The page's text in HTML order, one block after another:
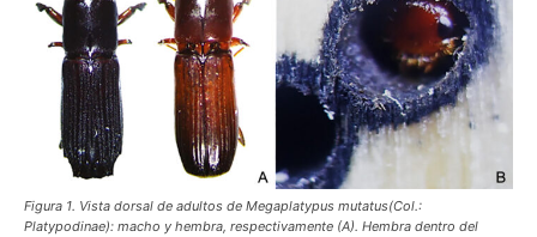
Figura 1. Vista dorsal de adultos de Megaplatypus mutatus(Col.:
Platypodinae): macho y hembra, respectivamente (A). Hembra dentro del